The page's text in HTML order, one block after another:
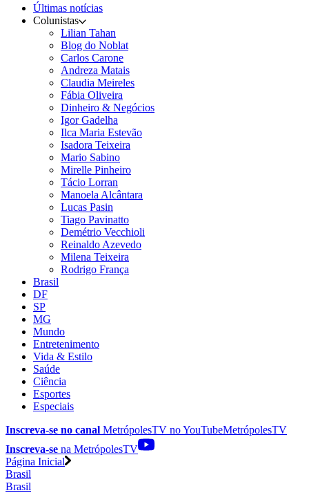
Últimas notícias
Colunistas
Lilian Tahan
Blog do Noblat
Carlos Carone
Andreza Matais
Claudia Meireles
Fábia Oliveira
Dinheiro & Negócios
Igor Gadelha
Ilca Maria Estevão
Isadora Teixeira
Mario Sabino
Mirelle Pinheiro
Tácio Lorran
Manoela Alcântara
Lucas Pasin
Tiago Pavinatto
Demétrio Vecchioli
Reinaldo Azevedo
Milena Teixeira
Rodrigo França
Brasil
DF
SP
MG
Mundo
Entretenimento
Vida & Estilo
Saúde
Ciência
Esportes
Especiais
Inscreva-se no canal MetrópolesTV noYouTubeMetrópolesTV
Inscreva-se na MetrópolesTV
Página Inicial
Brasil
Brasil